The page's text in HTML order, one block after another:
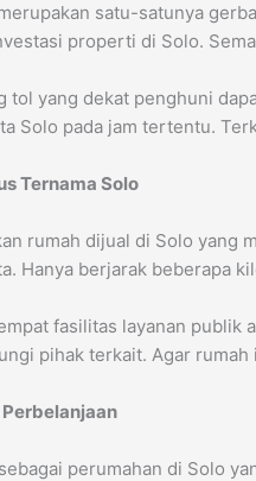
satu-satunya
properti di Solo.
tol yang dekat penghuni
Solo pada jam tertentu.
Ternama Solo
rumah dijual di Solo yang
Hanya berjarak beberapa
fasilitas layanan publik
pihak terkait. Agar
perumahan di Solo